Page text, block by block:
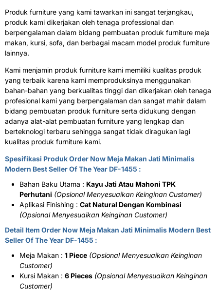
Produk furniture yang kami tawarkan ini sangat terjangkau,
produk kami dikerjakan oleh tenaga professional dan
berpengalaman dalam bidang pembuatan produk furniture meja
makan, kursi, sofa, dan berbagai macam model produk furniture
lainnya.
Kami menjamin produk furniture kami memiliki kualitas produk
yang terbaik karena kami memproduksinya menggunakan
bahan-bahan yang berkualitas tinggi dan dikerjakan oleh tenaga
profesional kami yang berpengalaman dan sangat mahir dalam
bidang pembuatan produk furniture serta didukung dengan
adanya alat-alat pembuatan furniture yang lengkap dan
berteknologi terbaru sehingga sangat tidak diragukan lagi
kualitas produk furniture kami.
Spesifikasi Produk Order Now Meja Makan Jati Minimalis
Modern Best Seller Of The Year DF-1455 :
Bahan Baku Utama : Kayu Jati Atau Mahoni TPK
Perhutani (Opsional Menyesuaikan Keinginan Customer)
Aplikasi Finishing : Cat Natural Dengan Kombinasi
(Opsional Menyesuaikan Keinginan Customer)
Detail Item Order Now Meja Makan Jati Minimalis Modern Best
Seller Of The Year DF-1455 :
Meja Makan : 1 Piece (Opsional Menyesuaikan Keinginan
Customer)
Kursi Makan : 6 Pieces (Opsional Menyesuaikan Keinginan
Customer)